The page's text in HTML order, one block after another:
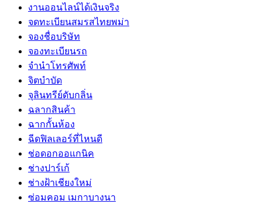
งานออนไลน์ได้เงินจริง
จดทะเบียนสมรสไทยพม่า
จองชื่อบริษัท
จองทะเบียนรถ
จำนำโทรศัพท์
จิตบำบัด
จุลินทรีย์ดับกลิ่น
ฉลากสินค้า
ฉากกั้นห้อง
ฉีดฟิลเลอร์ที่ไหนดี
ช่อดอกออแกนิค
ช่างปาร์เก้
ช่างฝ้าเชียงใหม่
ซ่อมคอม เมกาบางนา